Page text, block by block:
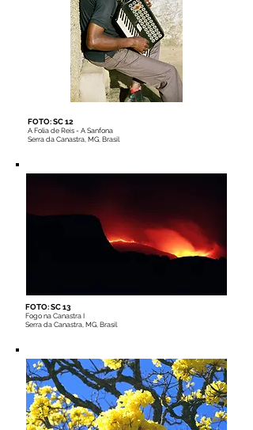
FOTO: SC 12
A Folia de Reis - A Sanfona
Serra da Canastra, MG, Brasil
FOTO: SC 13
Fogo na Canastra I
Serra da Canastra, MG, Brasil